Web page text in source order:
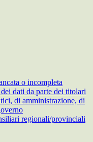
o incompleta
dati da parte dei titolari
di amministrazione, di
regionali/provinciali